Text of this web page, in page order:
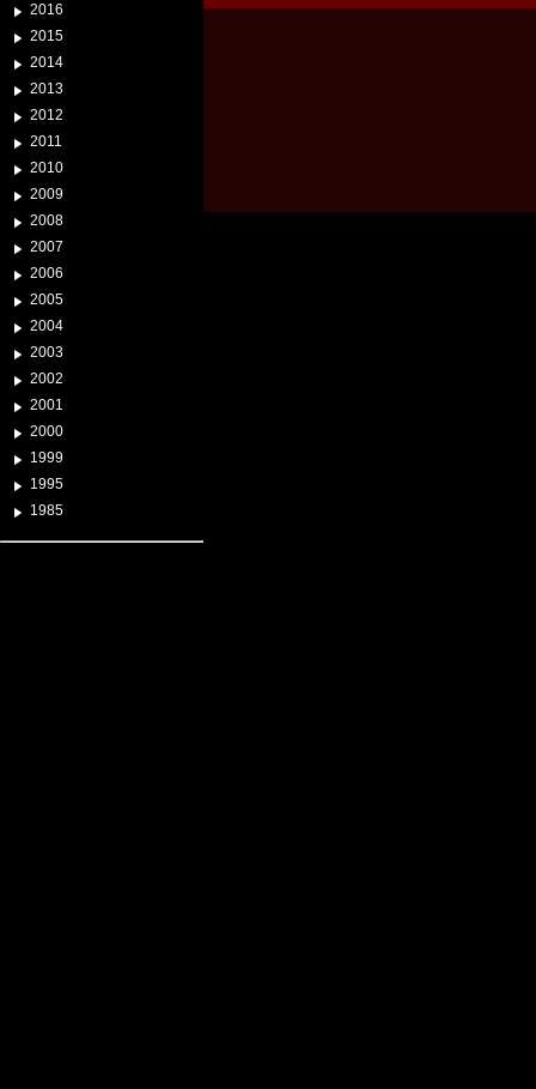
2016
2015
2014
2013
2012
2011
2010
2009
2008
2007
2006
2005
2004
2003
2002
2001
2000
1999
1995
1985